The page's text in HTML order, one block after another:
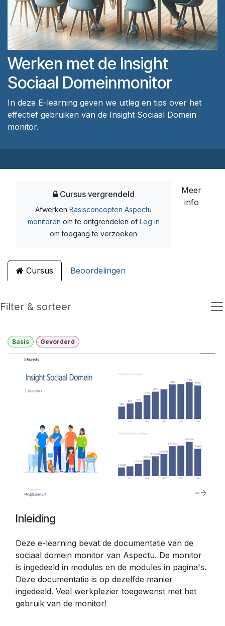
Werken met de Insight
Sociaal Domeinmonitor
In deze E-learning geven we uitleg en tips over het
effectief gebruiken van de Insight Sociaal Domein
monitor.
Cursus vergrendeld
Afwerken Basisconcepten Aspectu
monitoren om te ontgrendelen of Log in
om toegang te verzoeken
Meer
info
Cursus Beoordelingen
Filter & sorteer
Basis Gevorderd
Inleiding
Deze e-learning bevat de documentatie van de
sociaal domein monitor van Aspectu. De monitor
is ingedeeld in modules en de modules in pagina's.
Deze documentatie is op dezelfde manier
ingedeeld. Veel werkplezier toegewenst met het
gebruik van de monitor!